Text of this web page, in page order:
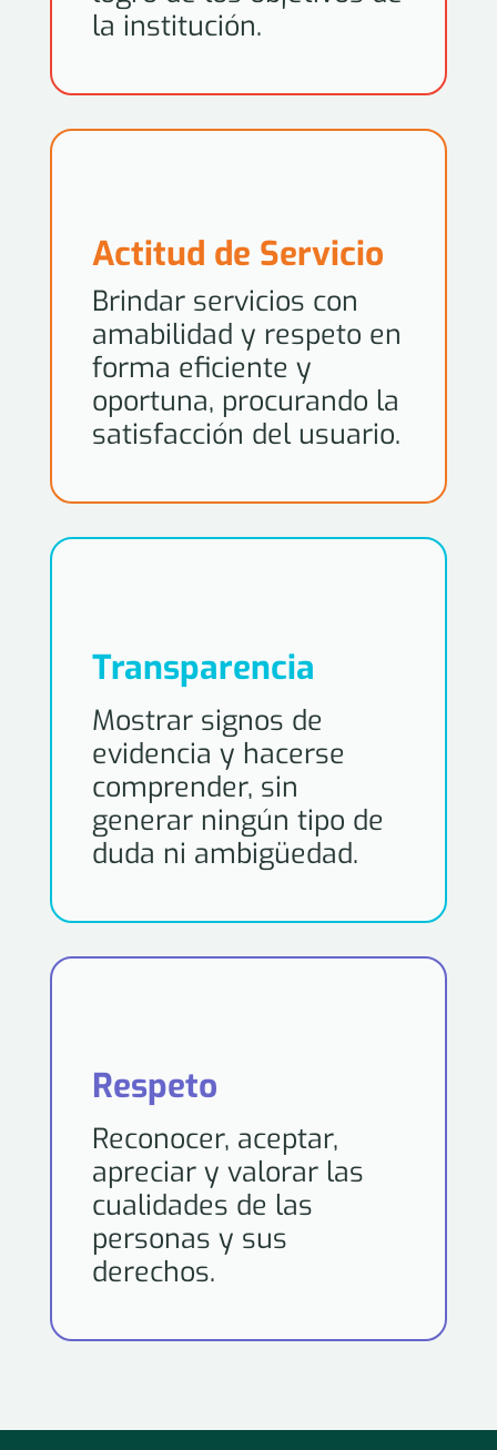
la institución.
Actitud de Servicio
Brindar servicios con
amabilidad y respeto en
forma eficiente y
oportuna, procurando la
satisfacción del usuario.
Transparencia
Mostrar signos de
evidencia y hacerse
comprender, sin
generar ningún tipo de
duda ni ambigüedad.
Respeto
Reconocer, aceptar,
apreciar y valorar las
cualidades de las
personas y sus
derechos.